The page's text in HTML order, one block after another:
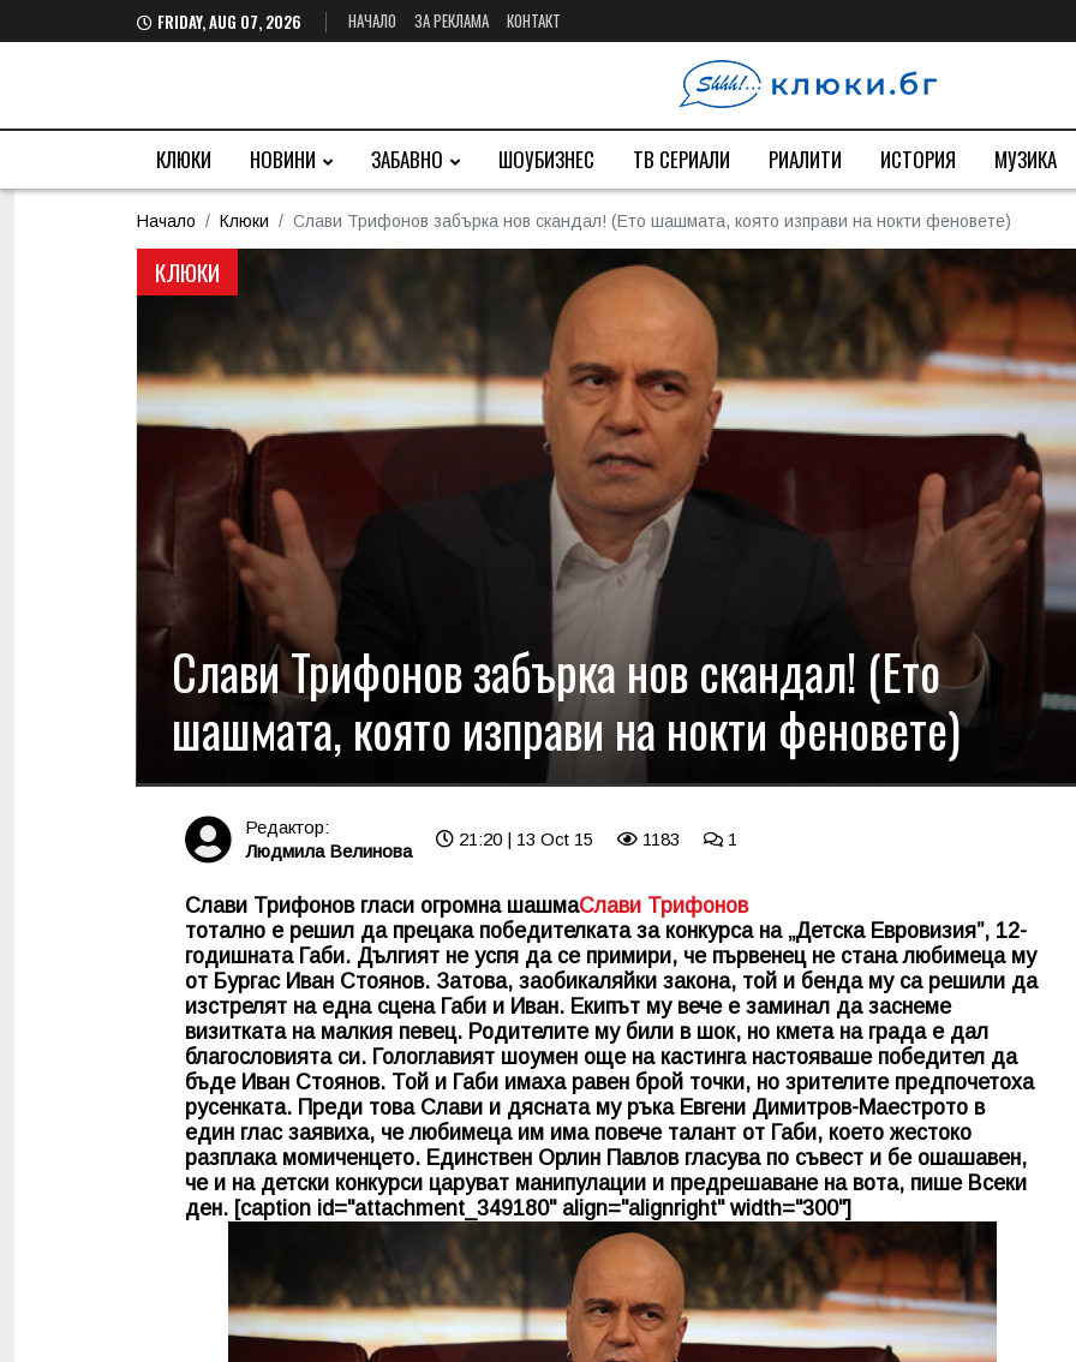
FRIDAY, AUG 07, 2026 НАЧАЛО ЗА РЕКЛАМА КОНТАКТ
КЛЮКИ НОВИНИ ЗАБАВНО ШОУБИЗНЕС ТВ СЕРИАЛИ РИАЛИТИ ИСТОРИЯ МУЗИКА
Начало Клюки Слави Трифонов забърка нов скандал! (Ето шашмата, която изправи на нокти феновете)
КЛЮКИ
Слави Трифонов забърка нов скандал! (Ето
шашмата, която изправи на нокти феновете)
Редактор:
Людмила Велинова
21:20 | 13 Oct 15 1183 1
Слави Трифонов гласи огромна шашмаСлави Трифонов
тотално е решил да прецака победителката за конкурса на „Детска Евровизия”, 12-
годишната Габи. Дългият не успя да се примири, че първенец не стана любимеца му
от Бургас Иван Стоянов. Затова, заобикаляйки закона, той и бенда му са решили да
изстрелят на една сцена Габи и Иван. Екипът му вече е заминал да заснеме
визитката на малкия певец. Родителите му били в шок, но кмета на града е дал
благословията си. Гологлавият шоумен още на кастинга настояваше победител да
бъде Иван Стоянов. Той и Габи имаха равен брой точки, но зрителите предпочетоха
русенката. Преди това Слави и дясната му ръка Евгени Димитров-Маестрото в
един глас заявиха, че любимеца им има повече талант от Габи, което жестоко
разплака момиченцето. Единствен Орлин Павлов гласува по съвест и бе ошашавен,
че и на детски конкурси царуват манипулации и предрешаване на вота, пише Всеки
ден. [caption id="attachment_349180" align="alignright" width="300"]